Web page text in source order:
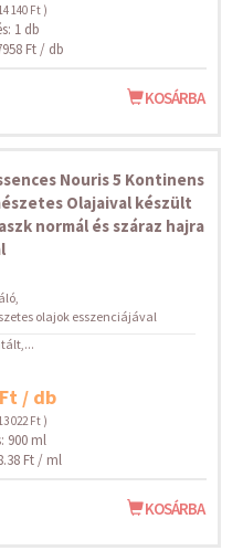
140 Ft )
1 db
Ft / db
KOSÁRBA
Nouris 5 Kontinens
Olajaival készült
normál és száraz hajra
olajok esszenciájával
/ db
022 Ft )
900 ml
Ft / ml
KOSÁRBA